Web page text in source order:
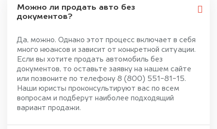
Можно ли продать авто без
документов?
Да, можно. Однако этот процесс включает в себя
много нюансов и зависит от конкретной ситуации.
Если вы хотите продать автомобиль без
документов, то оставьте заявку на нашем сайте
или позвоните по телефону 8 (800) 551-81-15.
Наши юристы проконсультируют вас по всем
вопросам и подберут наиболее подходящий
вариант продажи.